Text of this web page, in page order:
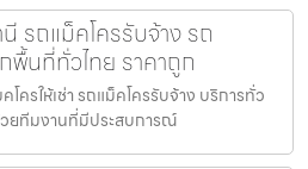
รถแม็คโครรับจ้าง รถ
พื้นที่ทั่วไทย ราคาถูก
โครให้เช่า รถแม็คโครรับจ้าง บริการทั่ว
วยทีมงานที่มีประสบการณ์